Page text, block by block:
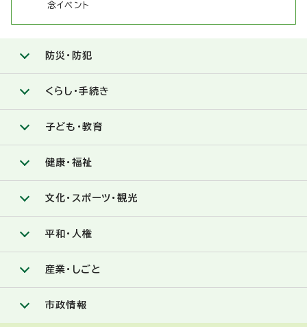
念イベント
防災・防犯
くらし・手続き
子ども・教育
健康・福祉
文化・スポーツ・観光
平和・人権
産業・しごと
市政情報